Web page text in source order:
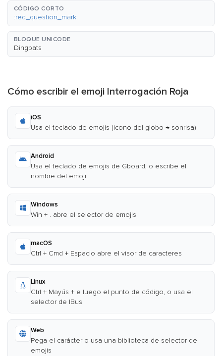
CÓDIGO CORTO
:red_question_mark:
BLOQUE UNICODE
Dingbats
Cómo escribir el emoji Interrogación Roja
iOS
Usa el teclado de emojis (icono del globo → sonrisa)
Android
Usa el teclado de emojis de Gboard, o escribe el
nombre del emoji
Windows
Win + . abre el selector de emojis
macOS
Ctrl + Cmd + Espacio abre el visor de caracteres
Linux
Ctrl + Mayús + e luego el punto de código, o usa el
selector de IBus
Web
Pega el carácter o usa una biblioteca de selector de
emojis